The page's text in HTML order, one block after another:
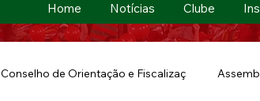
Home Notícias Clube
Conselho de Orientação e Fiscalizaç